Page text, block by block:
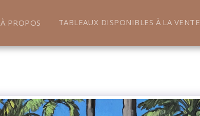
À PROPOS TABLEAUX DISPONIBLES À LA VENTE